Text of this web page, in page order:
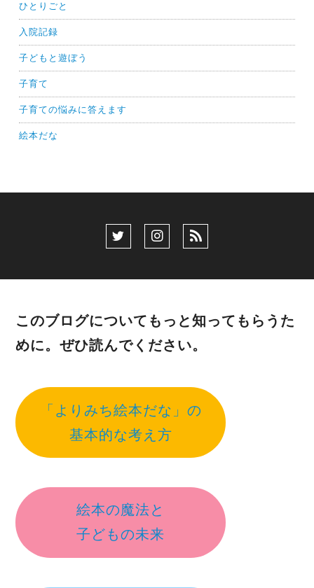
ひとりごと
入院記録
子どもと遊ぼう
子育て
子育ての悩みに答えます
絵本だな
このブログについてもっと知ってもらうた
めに。ぜひ読んでください。
「よりみち絵本だな」の
基本的な考え方
絵本の魔法と
子どもの未来